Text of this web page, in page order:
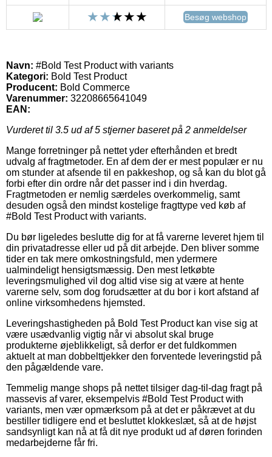
Besøg webshop
Navn: #Bold Test Product with variants
Kategori: Bold Test Product
Producent: Bold Commerce
Varenummer: 32208665641049
EAN:
Vurderet til 3.5 ud af 5 stjerner baseret på 2 anmeldelser
Mange forretninger på nettet yder efterhånden et bredt
udvalg af fragtmetoder. En af dem der er mest populær er nu
om stunder at afsende til en pakkeshop, og så kan du blot gå
forbi efter din ordre når det passer ind i din hverdag.
Fragtmetoden er nemlig særdeles overkommelig, samt
desuden også den mindst kostelige fragttype ved køb af
#Bold Test Product with variants.
Du bør ligeledes beslutte dig for at få varerne leveret hjem til
din privatadresse eller ud på dit arbejde. Den bliver somme
tider en tak mere omkostningsfuld, men ydermere
ualmindeligt hensigtsmæssig. Den mest letkøbte
leveringsmulighed vil dog altid vise sig at være at hente
varerne selv, som dog forudsætter at du bor i kort afstand af
online virksomhedens hjemsted.
Leveringshastigheden på Bold Test Product kan vise sig at
være usædvanlig vigtig når vi absolut skal bruge
produkterne øjeblikkeligt, så derfor er det fuldkommen
aktuelt at man dobbelttjekker den forventede leveringstid på
den pågældende vare.
Temmelig mange shops på nettet tilsiger dag-til-dag fragt på
massevis af varer, eksempelvis #Bold Test Product with
variants, men vær opmærksom på at det er påkrævet at du
bestiller tidligere end et besluttet klokkeslæt, så at de højst
sandsynligt kan nå at få dit nye produkt ud af døren forinden
medarbejderne får fri.